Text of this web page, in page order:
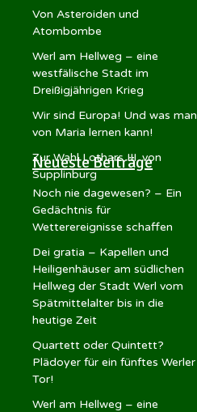
Von Asteroiden und
Atombombe
Werl am Hellweg – eine
westfälische Stadt im
Dreißigjährigen Krieg
Wir sind Europa! Und was man
von Maria lernen kann!
Zur Wahl Lothars III. von
Supplinburg
Neueste Beiträge
Noch nie dagewesen? – Ein
Gedächtnis für
Wetterereignisse schaffen
Dei gratia – Kapellen und
Heiligenhäuser am südlichen
Hellweg der Stadt Werl vom
Spätmittelalter bis in die
heutige Zeit
Quartett oder Quintett?
Plädoyer für ein fünftes Werler
Tor!
Werl am Hellweg – eine